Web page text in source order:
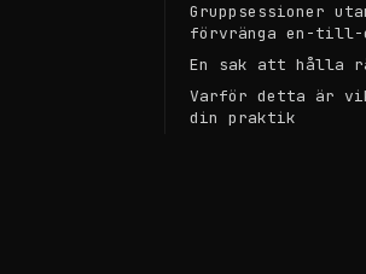
Gruppsessioner
förvränga en-
En sak att hålla
Varför detta är
din praktik